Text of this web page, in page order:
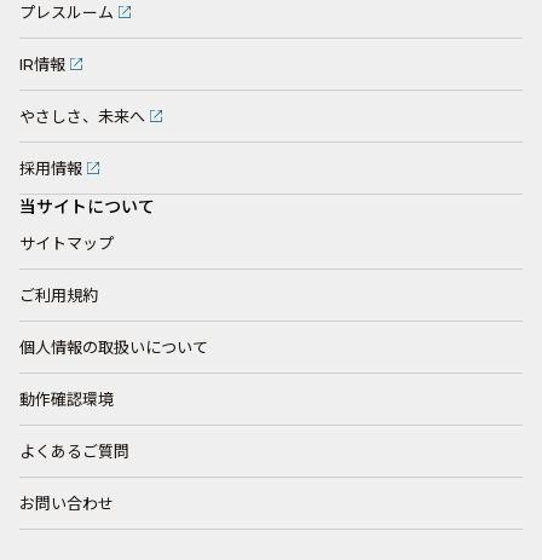
プレスルーム
IR情報
やさしさ、未来へ
採用情報
当サイトについて
サイトマップ
ご利用規約
個人情報の取扱いについて
動作確認環境
よくあるご質問
お問い合わせ